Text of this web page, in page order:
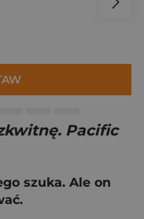
Pacific
szuka. Ale on